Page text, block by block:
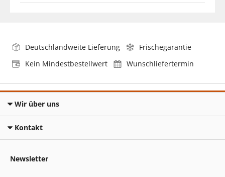
Deutschlandweite Lieferung
Frischegarantie
Kein Mindestbestellwert
Wunschliefertermin
Wir über uns
Kontakt
Newsletter